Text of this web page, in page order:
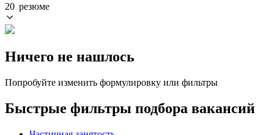
20 резюме
Ничего не нашлось
Попробуйте изменить формулировку или фильтры
Быстрые фильтры подбора вакансий